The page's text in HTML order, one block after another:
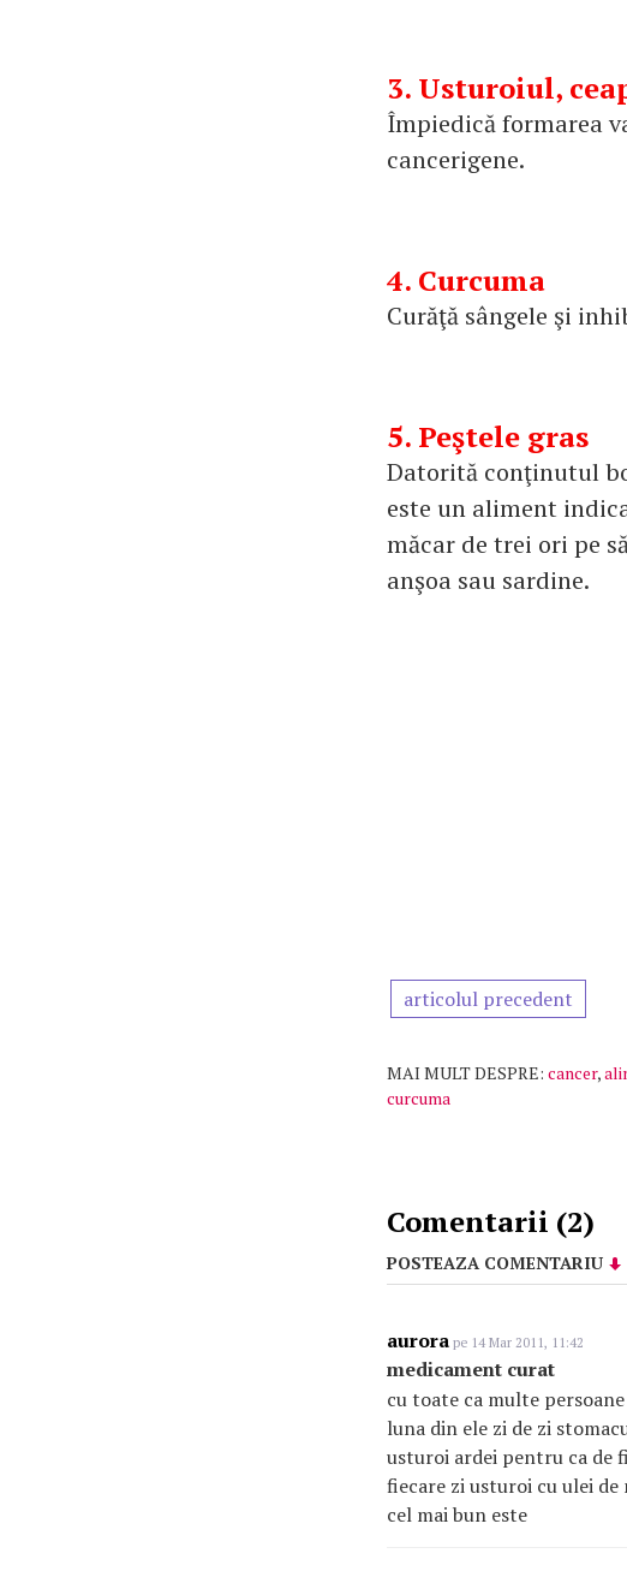
3. Usturoiul,
Împiedică formarea
cancerigene.
4. Curcuma
Curăţă sângele şi
5. Peştele gras
Datorită conţinutul
este un aliment
măcar de trei ori pe
anşoa sau sardine.
articolul precedent
MAI MULT DESPRE: cancer,
curcuma
Comentarii (2)
POSTEAZA COMENTARIU
aurora pe 14 Mar 2011, 11:42
medicament curat
cu toate ca multe
luna din ele zi de zi
usturoi ardei pentru ca de
fiecare zi usturoi cu ulei de
cel mai bun este